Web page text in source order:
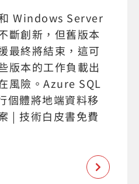
Windows Server
斷創新，但舊版本
最終將結束，這可
版本的工作負載出
風險。Azure SQL
個體將地端資料移
| 技術白皮書免費